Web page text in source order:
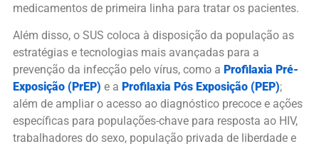
medicamentos de primeira linha para tratar os pacientes.
Além disso, o SUS coloca à disposição da população as
estratégias e tecnologias mais avançadas para a
prevenção da infecção pelo vírus, como a Profilaxia Pré-
Exposição (PrEP) e a Profilaxia Pós Exposição (PEP);
além de ampliar o acesso ao diagnóstico precoce e ações
específicas para populações-chave para resposta ao HIV,
trabalhadores do sexo, população privada de liberdade e